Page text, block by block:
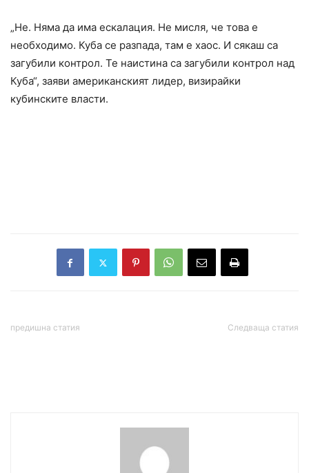
„Не. Няма да има ескалация. Не мисля, че това е
необходимо. Куба се разпада, там е хаос. И сякаш са
загубили контрол. Те наистина са загубили контрол над
Куба“, заяви американският лидер, визирайки
кубинските власти.
предишна статия Следваща статия